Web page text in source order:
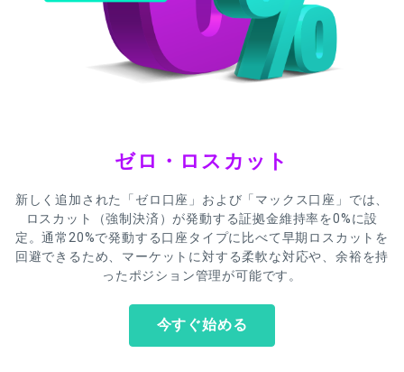
ゼロ・ロスカット
新しく追加された「ゼロ口座」および「マックス口座」では、
ロスカット（強制決済）が発動する証拠金維持率を0%に設
定。通常20%で発動する口座タイプに比べて早期ロスカットを
回避できるため、マーケットに対する柔軟な対応や、余裕を持
ったポジション管理が可能です。
今すぐ始める